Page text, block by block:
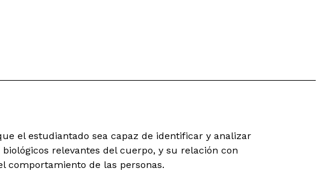
el estudiantado sea capaz de identificar y analizar
relevantes del cuerpo, y su relación con
comportamiento de las personas.